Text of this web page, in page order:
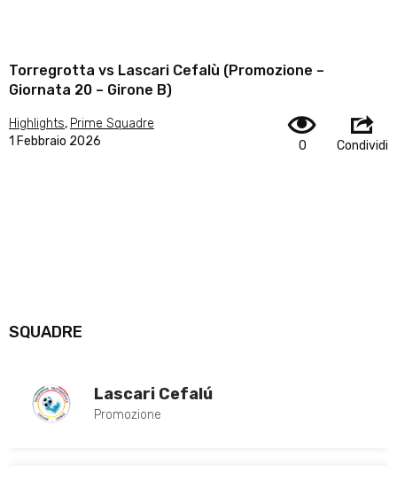
Torregrotta vs Lascari Cefalù (Promozione –
Giornata 20 – Girone B)
Highlights, Prime Squadre
1 Febbraio 2026
0 Condividi
SQUADRE
Lascari Cefalú
Promozione